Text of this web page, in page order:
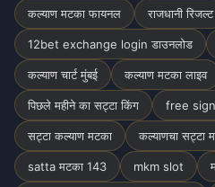
कल्याण मटका फायनल राजधानी रिजल्ट
12bet exchange login डाउनलोड
कल्याण चार्ट मुंबई कल्याण मटका लाइव
पिछले महीने का सट्टा किंग free
सट्टा कल्याण मटका कल्याणचा सट्टा
satta मटका 143 mkm slot